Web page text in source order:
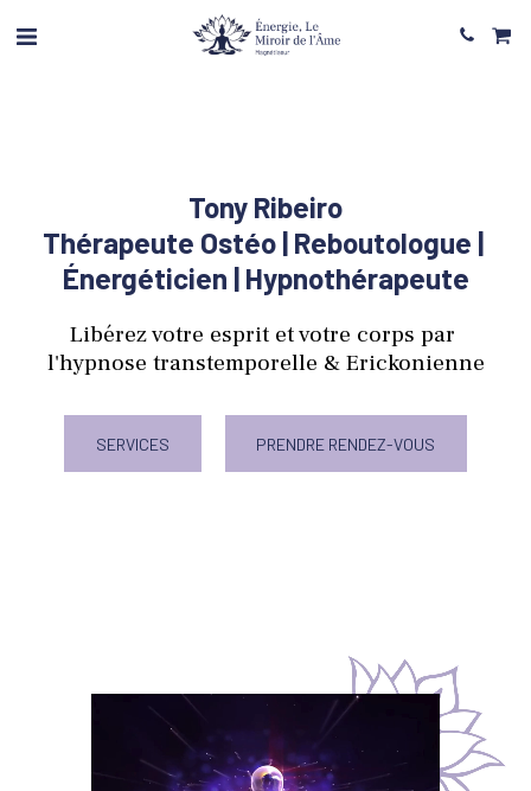
Tony Ribeiro
Thérapeute Ostéo | Reboutologue |
Énergéticien | Hypnothérapeute
Libérez votre esprit et votre corps par
l'hypnose transtemporelle & Erickonienne
SERVICES PRENDRE RENDEZ-VOUS